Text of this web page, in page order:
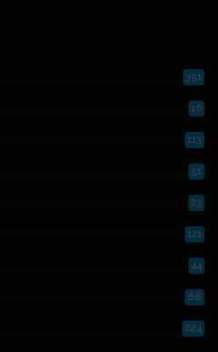
351
16
113
51
23
121
44
88
624